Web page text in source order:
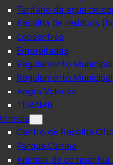
Tarifário da água de
Recolha de resíduos
Ecocentros
Empreitadas
Regulamento
Regulamento
Angra Valoriza
TERAMB
Centro de Recolha
Parque Canino
Animais de